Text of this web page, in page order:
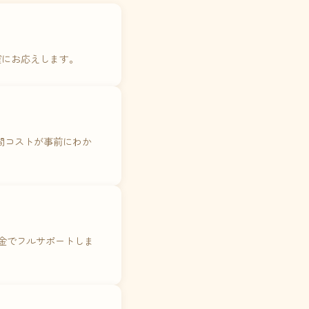
お応えします。
コストが事前にわか
でフルサポートしま